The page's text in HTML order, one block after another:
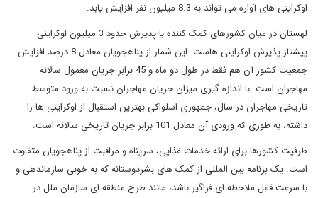
اوکراینی های آواره می تواند به 8.3 میلیون نفر افزایش یابد.
لهستان در میان کشورهای کمک کننده با پذیرش حدود 3 میلیون اوکراینی
پیشتاز پذیرش اوکراینی هاست. این شمار از پناهجویان معادل 8 درصد افزایش
جمعیت کشور آن هم فقط در طول دو ماه و 45 برابر جریان معمول سالانه
مهاجران است. با اندازه گیری میزان جریان مهاجران نسبت به ورود متوسط
تاریخی مهاجران در سال، جمهوری اسلواکی بهترین استقبال از اوکراینی ها را
داشته، به طوری که ورودی آن معادل 101 برابر جریان تاریخی سالانه است.
ظرفیت کشورها برای ارائه خدمات غذایی، سرپناه و مراقبت از پناهجویان متفاوت
است. یک برنامه بین المللی از کمک های بشردوستانه که به خوبی سازماندهی و
با سرعت قابل ملاحظه ای فراگیر باشد، مانند طرح منطقه ای سازمان ملل در